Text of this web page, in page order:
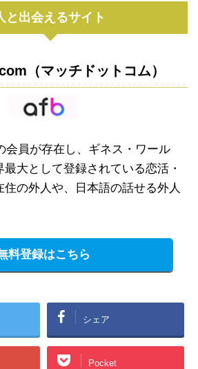
と出会えるサイト
（マッチドットコム）
会員が存在し、ギネス・ワール
最大として登録されている恋活・
の外人や、日本語の話せる外人
料登録はこちら
シェア
Pocket